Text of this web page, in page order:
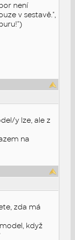
není
v sestavě.",
y lze, ale z
na
zda má
když